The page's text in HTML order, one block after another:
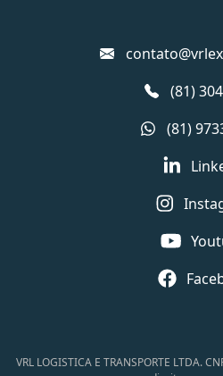
(81)
(81)
VRL LOGISTICA E TRANSPORTE LTDA.